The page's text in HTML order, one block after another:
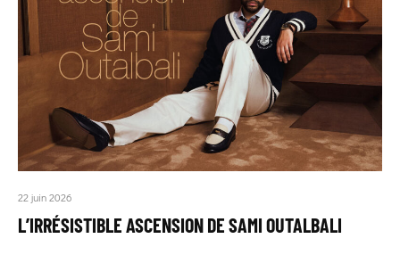
22 juin 2026
L’IRRÉSISTIBLE ASCENSION DE SAMI OUTALBALI